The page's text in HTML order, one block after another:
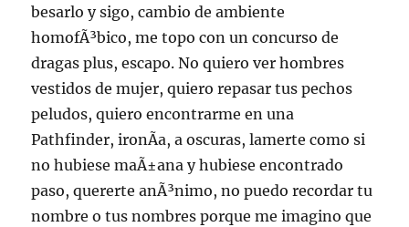
besarlo y sigo, cambio de ambiente
homofÃ³bico, me topo con un concurso de
dragas plus, escapo. No quiero ver hombres
vestidos de mujer, quiero repasar tus pechos
peludos, quiero encontrarme en una
Pathfinder, ironÃ­a, a oscuras, lamerte como si
no hubiese maÃ±ana y hubiese encontrado
paso, quererte anÃ³nimo, no puedo recordar tu
nombre o tus nombres porque me imagino que